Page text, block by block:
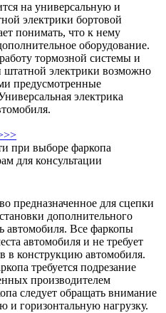
на универсальную и
электрики бортовой
понимать, что к нему
оборудование.
тормозной системы и
электрики возможно
предусмотренные
электрика
при выборе фаркопа
для консультации
предназначенное для сцепки
дополнительного
автомобиля. Все фаркопы
автомобиля и не требует
в конструкцию автомобиля.
требуется подрезание
производителем
следует обращать внимание
и горизонтальную нагрузку.